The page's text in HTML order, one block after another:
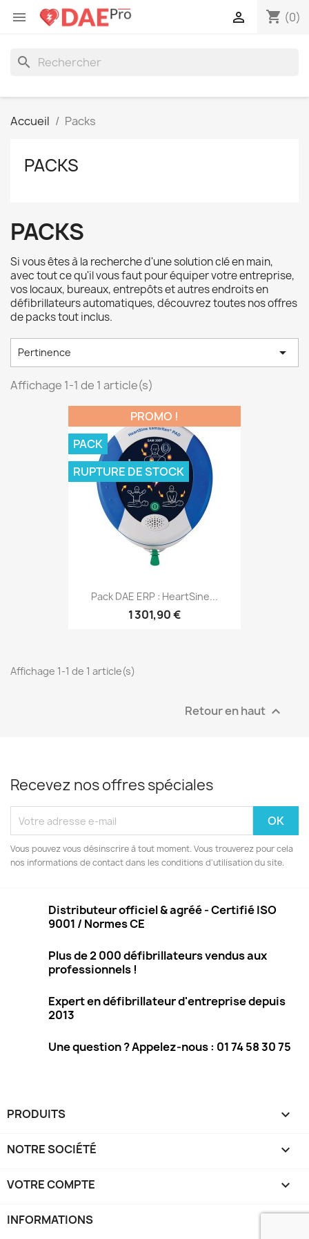
 shopping_cart (0)

search
Accueil Packs
PACKS
PACKS
Si vous êtes à la recherche d'une solution clé en main,
avec tout ce qu'il vous faut pour équiper votre entreprise,
vos locaux, bureaux, entrepôts et autres endroits en
défibrillateurs automatiques, découvrez toutes nos offres
de packs tout inclus.
Pertinence 
Affichage 1-1 de 1 article(s)
Pack DAE ERP : HeartSine...
1 301,90 €
PROMO !
PACK
RUPTURE DE STOCK
Affichage 1-1 de 1 article(s)
Retour en haut 
Recevez nos offres spéciales
Vous pouvez vous désinscrire à tout moment. Vous trouverez pour cela
nos informations de contact dans les conditions d'utilisation du site.
Distributeur officiel & agréé - Certifié ISO
9001 / Normes CE
Plus de 2 000 défibrillateurs vendus aux
professionnels !
Expert en défibrillateur d'entreprise depuis
2013
Une question ? Appelez-nous : 01 74 58 30 75
PRODUITS 
NOTRE SOCIÉTÉ 
VOTRE COMPTE 
INFORMATIONS